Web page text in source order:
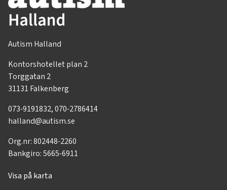
Autism Halland
Kontorshotellet plan 2
Torggatan 2
31131 Falkenberg
073-9191832, 070-2786414
halland@autism.se
Org.nr: 802448-2260
Bankgiro: 5665-6911
Visa på karta